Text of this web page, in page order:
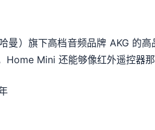
）旗下高档音频品牌 AKG 的高
Mini 还能够像红外遥控器